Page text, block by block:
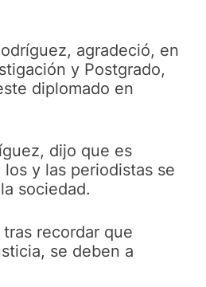
agradeció, en
y Postgrado,
diplomado en
dijo que es
y las periodistas se
sociedad.
recordar que
se deben a